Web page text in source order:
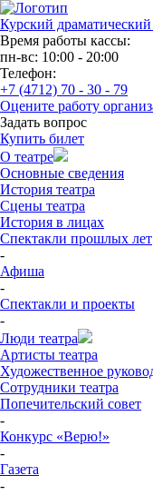
Курский
Время работы кассы:
пн-вс: 10:00 - 20:00
Телефон:
+7 (4712) 70 - 30 - 79
Оцените работу
Задать вопрос
Купить билет
О театре
Основные сведения
История театра
Сцены театра
История в лицах
Спектакли прошлых лет
-
Афиша
-
Спектакли и проекты
-
Люди театра
Артисты театра
Художественное
Сотрудники театра
Попечительский совет
-
Конкурс «Верю!»
-
Газета
-